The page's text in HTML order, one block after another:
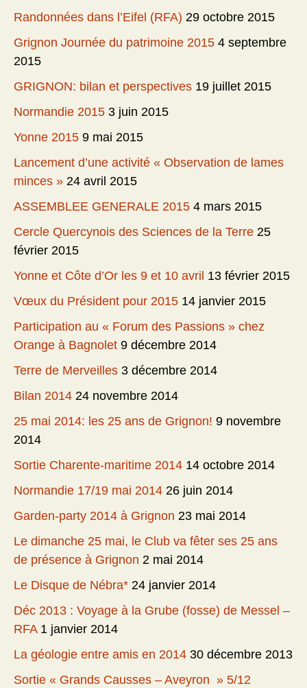
Randonnées dans l’Eifel (RFA) 29 octobre 2015
Grignon Journée du patrimoine 2015 4 septembre
2015
GRIGNON: bilan et perspectives 19 juillet 2015
Normandie 2015 3 juin 2015
Yonne 2015 9 mai 2015
Lancement d’une activité « Observation de lames
minces » 24 avril 2015
ASSEMBLEE GENERALE 2015 4 mars 2015
Cercle Quercynois des Sciences de la Terre 25
février 2015
Yonne et Côte d’Or les 9 et 10 avril 13 février 2015
Vœux du Président pour 2015 14 janvier 2015
Participation au « Forum des Passions » chez
Orange à Bagnolet 9 décembre 2014
Terre de Merveilles 3 décembre 2014
Bilan 2014 24 novembre 2014
25 mai 2014: les 25 ans de Grignon! 9 novembre
2014
Sortie Charente-maritime 2014 14 octobre 2014
Normandie 17/19 mai 2014 26 juin 2014
Garden-party 2014 à Grignon 23 mai 2014
Le dimanche 25 mai, le Club va fêter ses 25 ans
de présence à Grignon 2 mai 2014
Le Disque de Nébra* 24 janvier 2014
Déc 2013 : Voyage à la Grube (fosse) de Messel –
RFA 1 janvier 2014
La géologie entre amis en 2014 30 décembre 2013
Sortie « Grands Causses – Aveyron » 5/12